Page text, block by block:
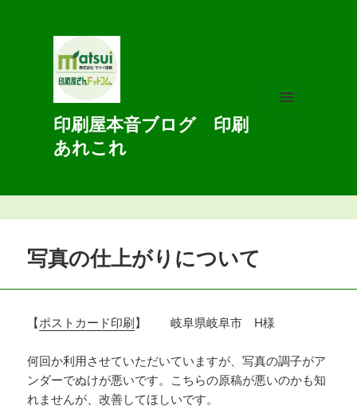
印刷屋本音ブログ 印刷
あれこれ
写真の仕上がりについて
【ポストカード印刷】 岐阜県岐阜市 H様
何回か利用させていただいていますが、写真の調子がア
ンダーでぬけが悪いです。こちらの原稿が悪いのかも知
れませんが、改善してほしいです。